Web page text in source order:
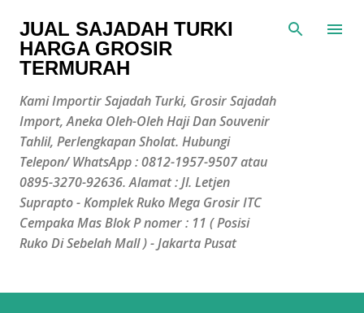
Langsung ke konten utama
JUAL SAJADAH TURKI
HARGA GROSIR
TERMURAH
Kami Importir Sajadah Turki, Grosir Sajadah
Import, Aneka Oleh-Oleh Haji Dan Souvenir
Tahlil, Perlengkapan Sholat. Hubungi
Telepon/ WhatsApp : 0812-1957-9507 atau
0895-3270-92636. Alamat : Jl. Letjen
Suprapto - Komplek Ruko Mega Grosir ITC
Cempaka Mas Blok P nomer : 11 ( Posisi
Ruko Di Sebelah Mall ) - Jakarta Pusat